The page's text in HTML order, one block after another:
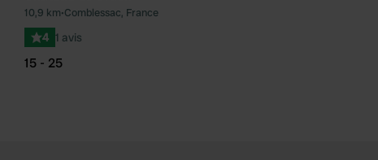
Préféré10,9 km•Comblessac, France
4 1 avis
15 - 25